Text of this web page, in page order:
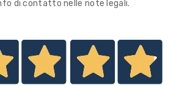
di contatto nelle note legali.